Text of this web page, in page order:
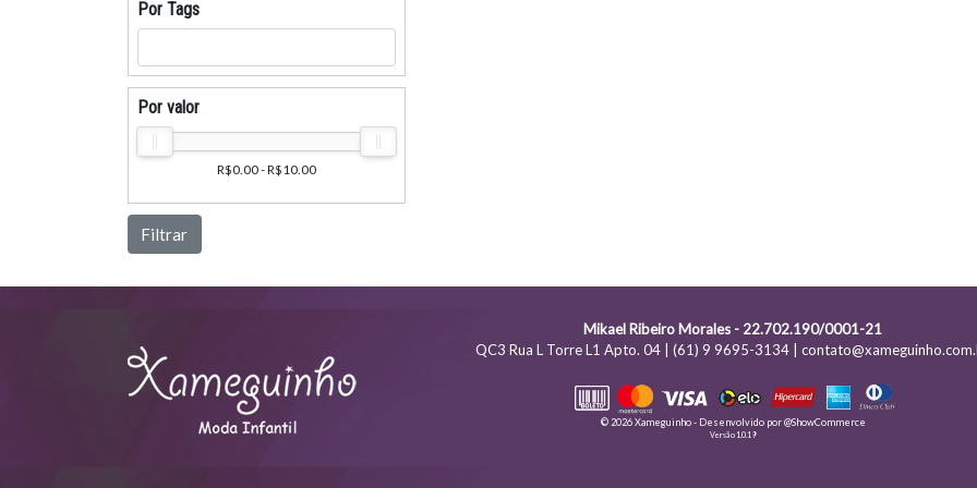
Por Tags
Por valor
R$0.00 - R$10.00
Filtrar
Mikael Ribeiro Morales - 22.702.190/0001-21
QC3 Rua L Torre L1 Apto. 04 | (61) 9 9695-3134 |
© 2026 Xameguinho - Desenvolvido por@ShowCommerce
Versão 1.0.19